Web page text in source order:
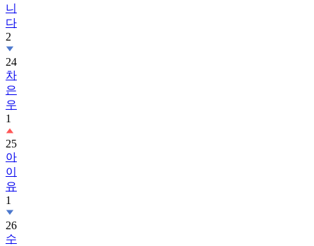
니
다
2
24
차
은
우
1
25
아
이
유
1
26
수